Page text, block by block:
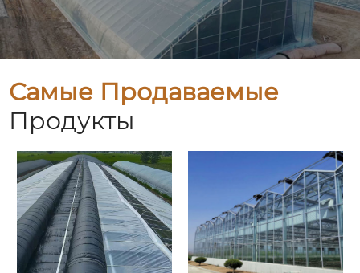
Самые Продаваемые
Продукты